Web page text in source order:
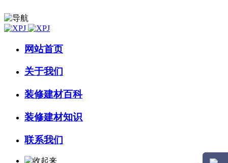
网站首页
关于我们
装修建材百科
装修建材知识
联系我们